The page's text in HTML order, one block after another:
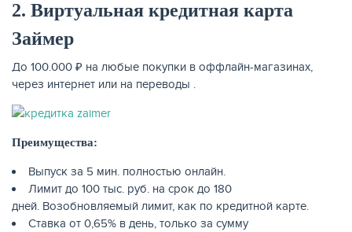
2. Виртуальная кредитная карта
Займер
До 100.000 ₽ на любые покупки в оффлайн-магазинах,
через интернет или на переводы .
Преимущества:
Выпуск за 5 мин. полностью онлайн.
Лимит до 100 тыс. руб. на срок до 180
дней. Возобновляемый лимит, как по кредитной карте.
Ставка от 0,65% в день, только за сумму